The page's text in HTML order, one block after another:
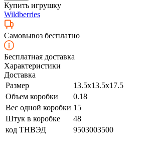
Купить игрушку
Wildberries
Самовывоз бесплатно
Бесплатная доставка
Характеристики
Доставка
Размер
13.5x13.5x17.5
Объем коробки
0.18
Вес одной коробки 15
Штук в коробке
48
код ТНВЭД
9503003500